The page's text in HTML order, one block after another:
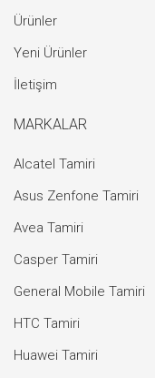
Ürünler
Yeni Ürünler
İletişim
MARKALAR
Alcatel Tamiri
Asus Zenfone Tamiri
Avea Tamiri
Casper Tamiri
General Mobile Tamiri
HTC Tamiri
Huawei Tamiri